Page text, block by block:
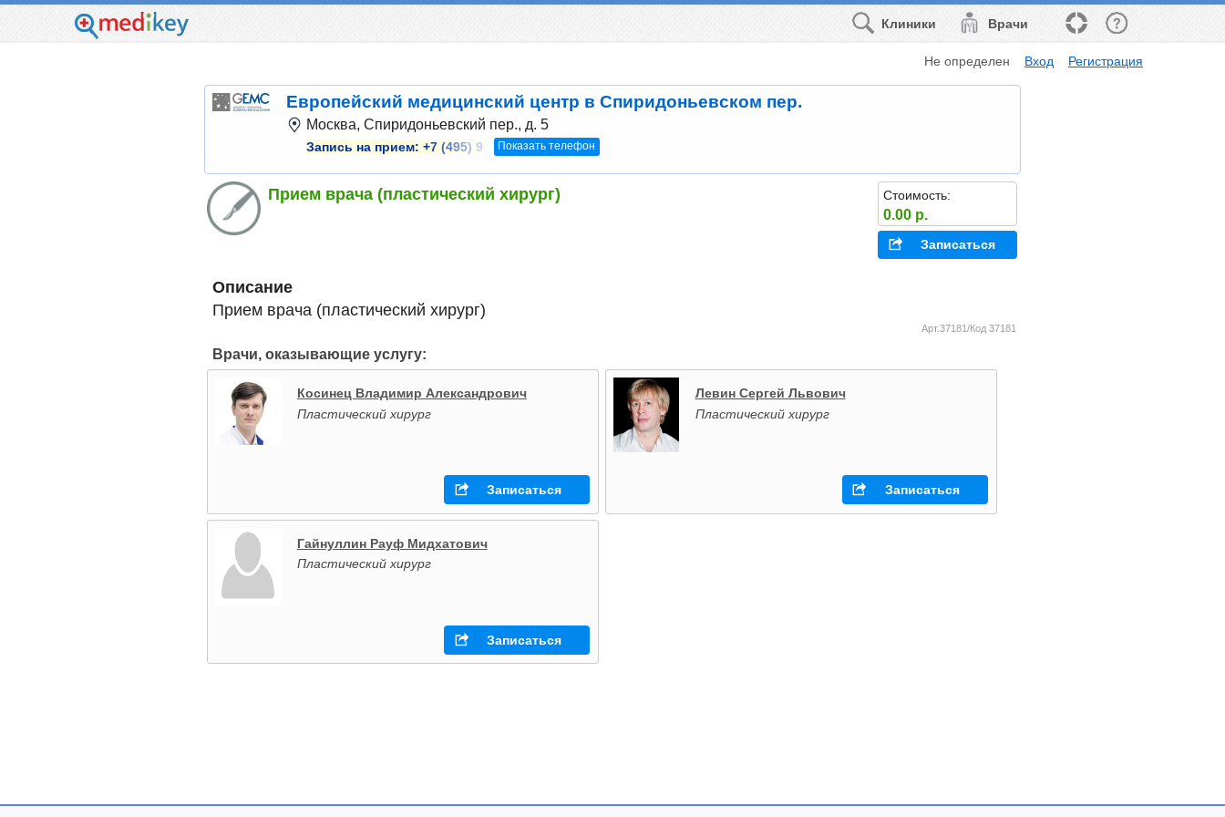
Врачи
Клиники
Не определен Вход Регистрация
Европейский медицинский центр в Спиридоньевском пер.
Москва, Спиридоньевский пер., д. 5
Запись на прием: +7 (495) 9 Показать телефон
Прием врача (пластический хирург) Стоимость:
0.00 р.
Записаться
Описание
Прием врача (пластический хирург)
Арт.37181/Код 37181
Врачи, оказывающие услугу:
Косинец Владимир Александрович
Пластический хирург
Записаться
Левин Сергей Львович
Пластический хирург
Записаться
Гайнуллин Рауф Мидхатович
Пластический хирург
Записаться